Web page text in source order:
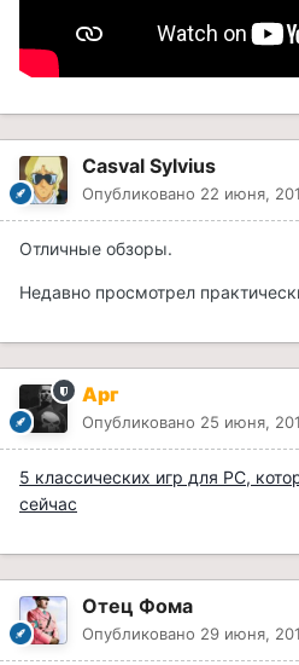
Casval Sylvius
Опубликовано 22 июня,
Отличные обзоры.
Недавно просмотрел
Арг
Опубликовано 25 июня,
5 классических игр для PC,
сейчас
Отец Фома
Опубликовано 29 июня,